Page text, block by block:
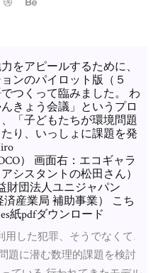
をアピールするために、
ンのパイロット版（５
つくって臨みました。 わ
きょう会議」というプロ
「子どもたちが環境問題
り、いっしょに課題を発
） 画面右：エコギャラ
シスタントの松田さん）
財団法人ユニジャパン
済産業局 補助事業） こち
紙pdfダウンロード
用した犯罪、そうでなくて.
題に潜む数理的課題を検討